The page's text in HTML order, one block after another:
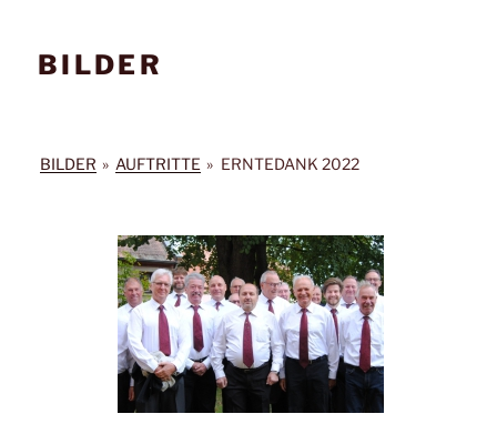
BILDER
BILDER » AUFTRITTE » ERNTEDANK 2022